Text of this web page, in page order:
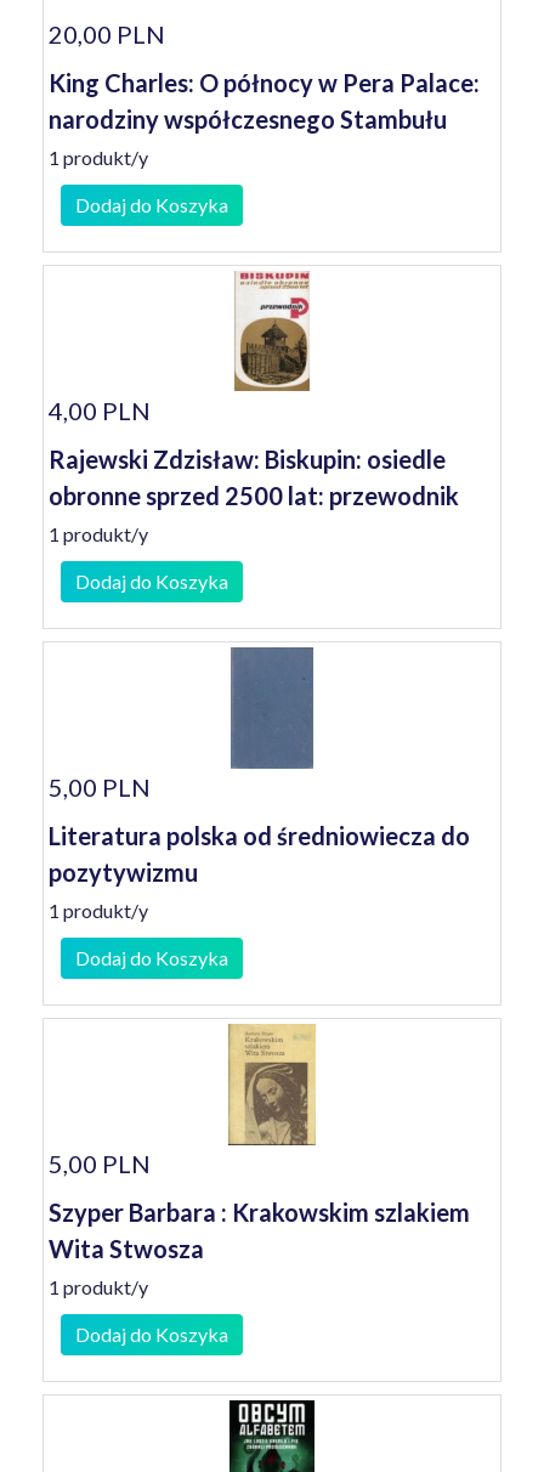
20,00 PLN
King Charles: O północy w Pera Palace:
narodziny współczesnego Stambułu
1 produkt/y
Dodaj do Koszyka
4,00 PLN
Rajewski Zdzisław: Biskupin: osiedle
obronne sprzed 2500 lat: przewodnik
1 produkt/y
Dodaj do Koszyka
5,00 PLN
Literatura polska od średniowiecza do
pozytywizmu
1 produkt/y
Dodaj do Koszyka
5,00 PLN
Szyper Barbara : Krakowskim szlakiem
Wita Stwosza
1 produkt/y
Dodaj do Koszyka